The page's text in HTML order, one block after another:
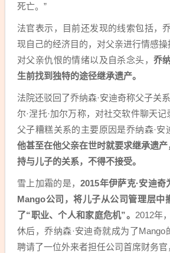
死亡。”
法官表示，目前还发现的线索包括，
现自己的经济目的，对父亲进行情感
对父亲仇恨的情绪以及自杀念头， 乔
生前找到独特的途径继承遗产。
法院还驳回了乔纳森·安迪奇称父子关
尔·涅托·加尔万称，对社交软件聊天
父子糟糕关系的主要原因是乔纳森·安
他甚至在他父亲在世时就要求继承遗
持与儿子的关系，不得不接受。
雪上加霜的是，2015年伊萨克·安迪
Mango公司，将儿子从公司管理层中
了“职业、个人和家庭危机”。 2012年
休后，乔纳森·安迪奇就成为了Mango
聘请了一位外来者担任公司首席财务